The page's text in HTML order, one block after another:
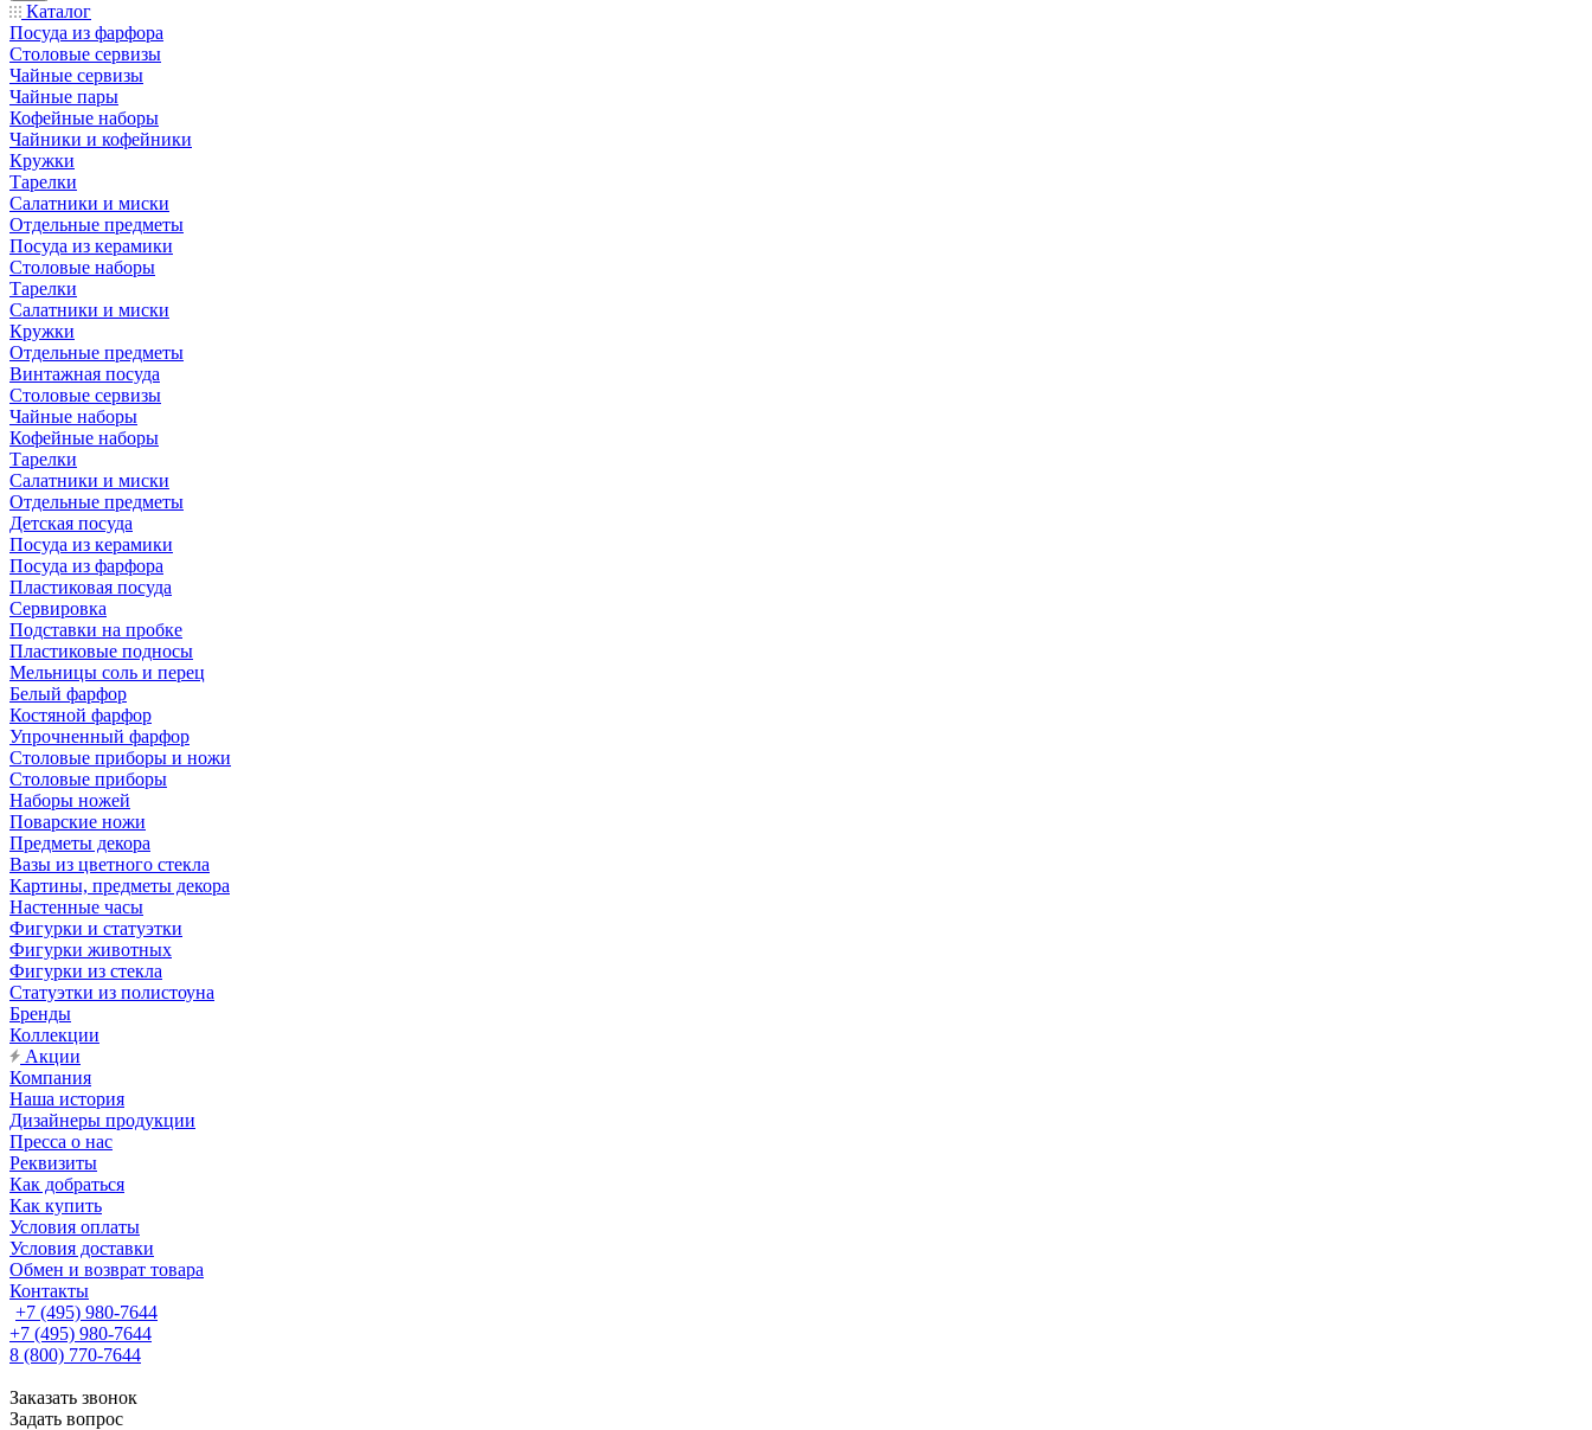
Каталог
Посуда из фарфора
Столовые сервизы
Чайные сервизы
Чайные пары
Кофейные наборы
Чайники и кофейники
Кружки
Тарелки
Салатники и миски
Отдельные предметы
Посуда из керамики
Столовые наборы
Тарелки
Салатники и миски
Кружки
Отдельные предметы
Винтажная посуда
Столовые сервизы
Чайные наборы
Кофейные наборы
Тарелки
Салатники и миски
Отдельные предметы
Детская посуда
Посуда из керамики
Посуда из фарфора
Пластиковая посуда
Сервировка
Подставки на пробке
Пластиковые подносы
Мельницы соль и перец
Белый фарфор
Костяной фарфор
Упрочненный фарфор
Столовые приборы и ножи
Столовые приборы
Наборы ножей
Поварские ножи
Предметы декора
Вазы из цветного стекла
Картины, предметы декора
Настенные часы
Фигурки и статуэтки
Фигурки животных
Фигурки из стекла
Статуэтки из полистоуна
Бренды
Коллекции
Акции
Компания
Наша история
Дизайнеры продукции
Пресса о нас
Реквизиты
Как добраться
Как купить
Условия оплаты
Условия доставки
Обмен и возврат товара
Контакты
+7 (495) 980-7644
+7 (495) 980-7644
8 (800) 770-7644
Заказать звонок
Задать вопрос